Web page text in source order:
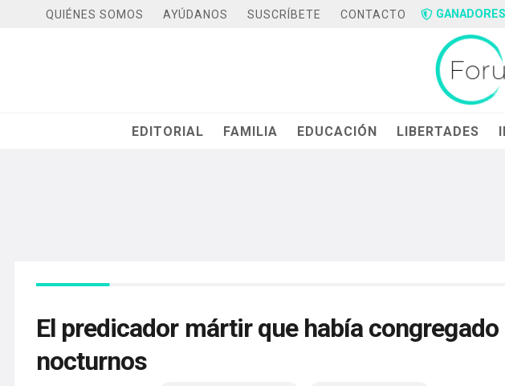
QUIÉNES SOMOS AYÚDANOS SUSCRÍBETE CONTACTO
EDITORIAL FAMILIA EDUCACIÓN LIBERTADES
El predicador mártir que había
nocturnos